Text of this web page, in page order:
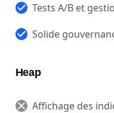
Tests A/B et
Solide
Heap
Affichage des